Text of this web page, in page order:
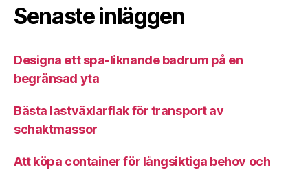
Senaste inläggen
Designa ett spa-liknande badrum på en
begränsad yta
Bästa lastväxlarflak för transport av
schaktmassor
Att köpa container för långsiktiga behov och